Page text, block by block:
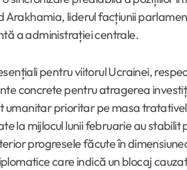
liderul facțiunii
a administrației centrale.
pentru viitorul Ucrainei,
concrete pentru atragerea
umanitar prioritar pe masa
la mijlocul lunii februarie au
progresele făcute în
care indică un blocaj